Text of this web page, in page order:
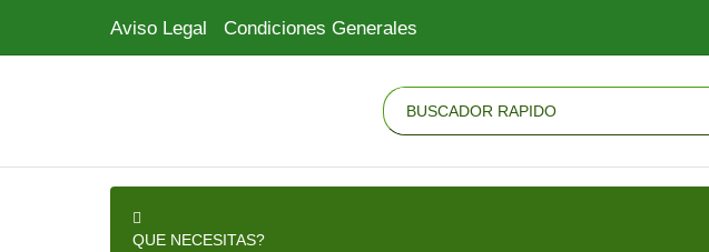
Aviso Legal Condiciones Generales
QUE NECESITAS?